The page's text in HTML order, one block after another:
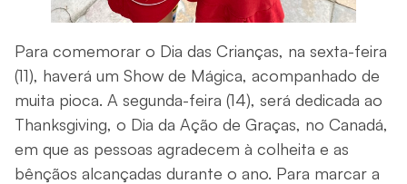
Para comemorar o Dia das Crianças, na sexta-feira
(11), haverá um Show de Mágica, acompanhado de
muita pioca. A segunda-feira (14), será dedicada ao
Thanksgiving, o Dia da Ação de Graças, no Canadá,
em que as pessoas agradecem à colheita e as
bênçãos alcançadas durante o ano. Para marcar a